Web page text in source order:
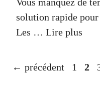
solution rapide
Les … Lire plus
← précédent Page
1 2